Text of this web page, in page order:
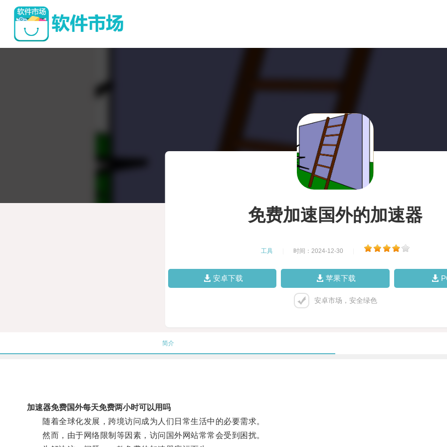
免费加速国外的加速器
工具 时间：2024-12-30
安卓下载 苹果下载
安卓市场，安全绿色
简介
加速器免费国外每天免费两小时可以用吗
随着全球化发展，跨境访问成为人们日常生活中的必要需求。
然而，由于网络限制等因素，访问国外网站常常会受到困扰。